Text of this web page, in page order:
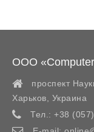
ООО
проспект
Харьков
Украина
Тел.: +38